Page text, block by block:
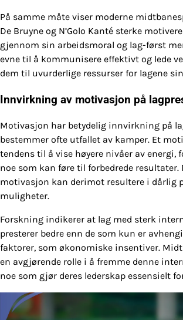
På samme måte viser moderne
De Bruyne og N’Golo Kanté sterke
gjennom sin arbeidsmoral og lag-først
evne til å kommunisere effektivt og lede
dem til uvurderlige ressurser for lagene
Innvirkning av motivasjon på
Motivasjon har betydelig innvirkning på
bestemmer ofte utfallet av kamper. Et
tendens til å vise høyere nivåer av energi,
noe som kan føre til forbedrede resultater.
motivasjon kan derimot resultere i dårlig
muligheter.
Forskning indikerer at lag med sterk
presterer bedre enn de som kun er
faktorer, som økonomiske insentiver.
en avgjørende rolle i å fremme denne
noe som gjør deres lederskap essensielt